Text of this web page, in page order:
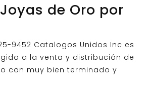
de Oro por
9452 Catalogos Unidos Inc es
a la venta y distribución de
con muy bien terminado y